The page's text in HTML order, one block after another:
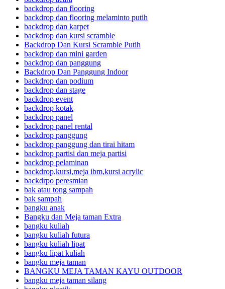
backdrop dan flooring
backdrop dan flooring melaminto putih
backdrop dan karpet
backdrop dan kursi scramble
Backdrop Dan Kursi Scramble Putih
backdrop dan mini garden
backdrop dan panggung
Backdrop Dan Panggung Indoor
backdrop dan podium
backdrop dan stage
backdrop event
backdrop kotak
backdrop panel
backdrop panel rental
backdrop panggung
backdrop panggung dan tirai hitam
backdrop partisi dan meja partisi
backdrop pelaminan
backdrop,kursi,meja ibm,kursi acrylic
backdrpo peresmian
bak atau tong sampah
bak sampah
bangku anak
Bangku dan Meja taman Extra
bangku kuliah
bangku kuliah futura
bangku kuliah lipat
bangku lipat kuliah
bangku meja taman
BANGKU MEJA TAMAN KAYU OUTDOOR
bangku meja taman silang